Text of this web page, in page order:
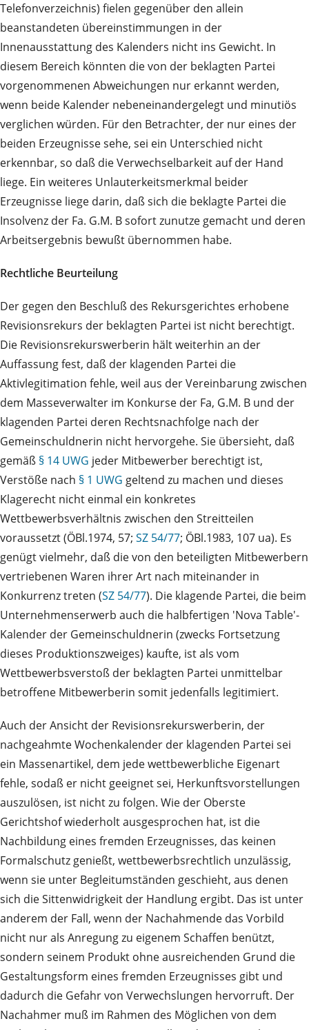
Telefonverzeichnis) fielen gegenüber den allein
beanstandeten übereinstimmungen in der
Innenausstattung des Kalenders nicht ins Gewicht. In
diesem Bereich könnten die von der beklagten Partei
vorgenommenen Abweichungen nur erkannt werden,
wenn beide Kalender nebeneinandergelegt und minutiös
verglichen würden. Für den Betrachter, der nur eines der
beiden Erzeugnisse sehe, sei ein Unterschied nicht
erkennbar, so daß die Verwechselbarkeit auf der Hand
liege. Ein weiteres Unlauterkeitsmerkmal beider
Erzeugnisse liege darin, daß sich die beklagte Partei die
Insolvenz der Fa. G.M. B sofort zunutze gemacht und deren
Arbeitsergebnis bewußt übernommen habe.
Rechtliche Beurteilung
Der gegen den Beschluß des Rekursgerichtes erhobene
Revisionsrekurs der beklagten Partei ist nicht berechtigt.
Die Revisionsrekurswerberin hält weiterhin an der
Auffassung fest, daß der klagenden Partei die
Aktivlegitimation fehle, weil aus der Vereinbarung zwischen
dem Masseverwalter im Konkurse der Fa, G.M. B und der
klagenden Partei deren Rechtsnachfolge nach der
Gemeinschuldnerin nicht hervorgehe. Sie übersieht, daß
gemäß § 14 UWG jeder Mitbewerber berechtigt ist,
Verstöße nach § 1 UWG geltend zu machen und dieses
Klagerecht nicht einmal ein konkretes
Wettbewerbsverhältnis zwischen den Streitteilen
voraussetzt (ÖBl.1974, 57; SZ 54/77; ÖBl.1983, 107 ua). Es
genügt vielmehr, daß die von den beteiligten Mitbewerbern
vertriebenen Waren ihrer Art nach miteinander in
Konkurrenz treten (SZ 54/77). Die klagende Partei, die beim
Unternehmenserwerb auch die halbfertigen 'Nova Table'-
Kalender der Gemeinschuldnerin (zwecks Fortsetzung
dieses Produktionszweiges) kaufte, ist als vom
Wettbewerbsverstoß der beklagten Partei unmittelbar
betroffene Mitbewerberin somit jedenfalls legitimiert.
Auch der Ansicht der Revisionsrekurswerberin, der
nachgeahmte Wochenkalender der klagenden Partei sei
ein Massenartikel, dem jede wettbewerbliche Eigenart
fehle, sodaß er nicht geeignet sei, Herkunftsvorstellungen
auszulösen, ist nicht zu folgen. Wie der Oberste
Gerichtshof wiederholt ausgesprochen hat, ist die
Nachbildung eines fremden Erzeugnisses, das keinen
Formalschutz genießt, wettbewerbsrechtlich unzulässig,
wenn sie unter Begleitumständen geschieht, aus denen
sich die Sittenwidrigkeit der Handlung ergibt. Das ist unter
anderem der Fall, wenn der Nachahmende das Vorbild
nicht nur als Anregung zu eigenem Schaffen benützt,
sondern seinem Produkt ohne ausreichenden Grund die
Gestaltungsform eines fremden Erzeugnisses gibt und
dadurch die Gefahr von Verwechslungen hervorruft. Der
Nachahmer muß im Rahmen des Möglichen von dem